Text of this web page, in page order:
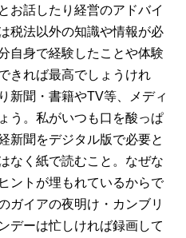
お話したり経営のアドバイ
税法以外の知識や情報が必
自身で経験したことや体験
きれば最高でしょうけれ
新聞・書籍やTV等、メディ
う。私がいつも口を酸っぱ
新聞をデジタル版で必要と
なく紙で読むこと。なぜな
ントが埋もれているからで
ガイアの夜明け・カンブリ
デーは忙しければ録画して